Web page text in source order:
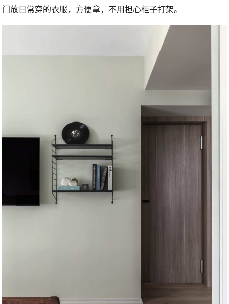
门放日常穿的衣服，方便拿，不用担心柜子打架。